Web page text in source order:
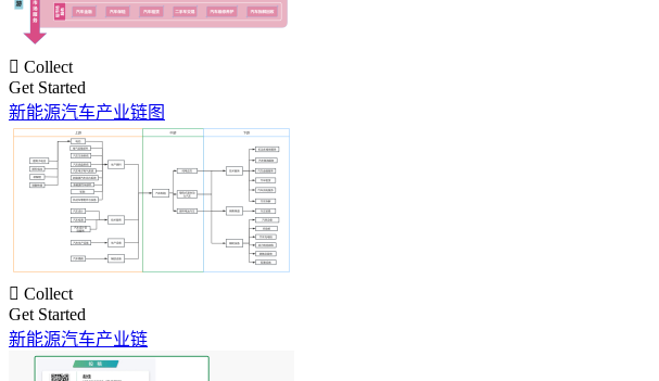
 Collect
Get Started
新能源汽车产业链图
 Collect
Get Started
新能源汽车产业链